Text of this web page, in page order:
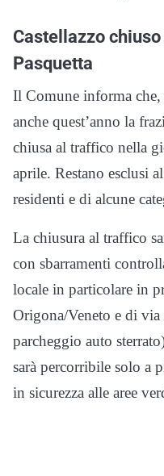
Castellazzo
Pasquetta
Il Comune informa che,
anche quest’anno la
chiusa al traffico nella
aprile. Restano esclusi
residenti e di alcune
La chiusura al traffico
con sbarramenti
locale in particolare in
Origona/Veneto e di via
parcheggio auto
sarà percorribile solo a
in sicurezza alle aree